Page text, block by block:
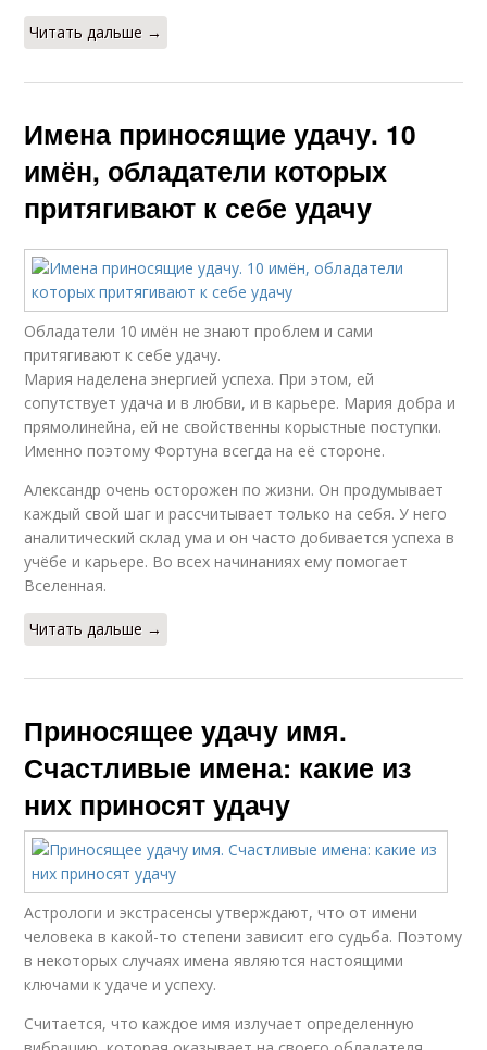
Читать дальше →
Имена приносящие удачу. 10
имён, обладатели которых
притягивают к себе удачу
Обладатели 10 имён не знают проблем и сами
притягивают к себе удачу.
Мария наделена энергией успеха. При этом, ей
сопутствует удача и в любви, и в карьере. Мария добра и
прямолинейна, ей не свойственны корыстные поступки.
Именно поэтому Фортуна всегда на её стороне.
Александр очень осторожен по жизни. Он продумывает
каждый свой шаг и рассчитывает только на себя. У него
аналитический склад ума и он часто добивается успеха в
учёбе и карьере. Во всех начинаниях ему помогает
Вселенная.
Читать дальше →
Приносящее удачу имя.
Счастливые имена: какие из
них приносят удачу
Астрологи и экстрасенсы утверждают, что от имени
человека в какой-то степени зависит его судьба. Поэтому
в некоторых случаях имена являются настоящими
ключами к удаче и успеху.
Считается, что каждое имя излучает определенную